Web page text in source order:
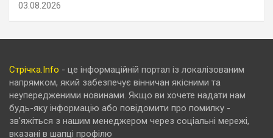
03.08.2026
Стрічка.Info - це інформаційній портал із локалізованим
напрямком, який забезпечує вінничан якісними та
неупередженими новинами. Якщо ви хочете надати нам
будь-яку інформацію або повідомити про помилку -
зв'яжіться з нашим менеджером через соціальні мережі,
вказані в шапці профілю